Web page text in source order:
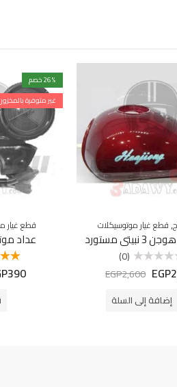
,قطع غيار موتوسيكلات
مستورد
(0)
EGP
EGP2,600
إضافة إلى السلة
26% خصم
غير متوفرة
قطع غيار
عداد
5.00390